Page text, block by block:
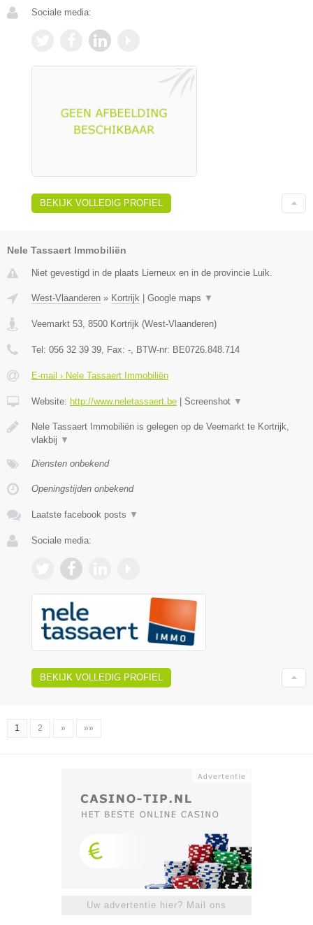
Sociale media:
BEKIJK VOLLEDIG PROFIEL
Nele Tassaert Immobiliën
Niet gevestigd in de plaats Lierneux en in de provincie Luik.
West-Vlaanderen » Kortrijk Google maps ▼
Veemarkt 53 8500 Kortrijk (West-Vlaanderen)
Tel: 056 32 39 39 , Fax: - , BTW-nr: BE0726.848.714
E-mail › Nele Tassaert Immobiliën
Website: http://www.neletassaert.be Screenshot ▼
Nele Tassaert Immobiliën is gelegen op de Veemarkt te Kortrijk,
vlakbij ▼
Diensten onbekend
Openingstijden onbekend
Laatste facebook posts ▼
Sociale media:
BEKIJK VOLLEDIG PROFIEL
1 2 » »»
Uw advertentie hier? Mail ons